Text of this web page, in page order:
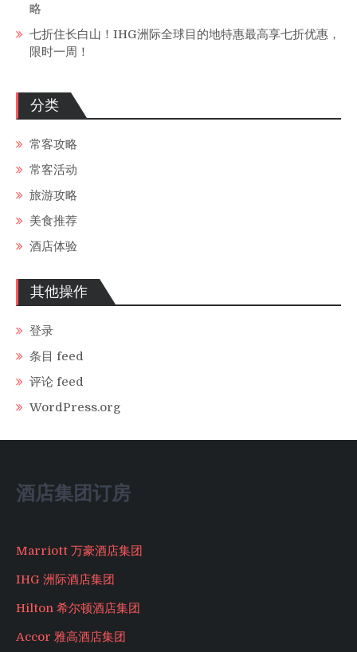
略
七折住长白山！IHG洲际全球目的地特惠最高享七折优惠，
限时一周！
分类
常客攻略
常客活动
旅游攻略
美食推荐
酒店体验
其他操作
登录
条目 feed
评论 feed
WordPress.org
酒店集团订房
Marriott 万豪酒店集团
IHG 洲际酒店集团
Hilton 希尔顿酒店集团
Accor 雅高酒店集团